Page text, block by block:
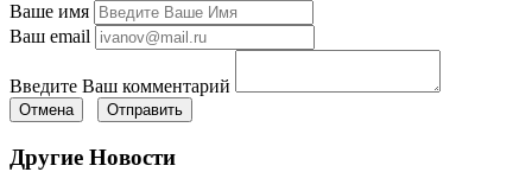
Ваше имя
Ваш email
Введите Ваш комментарий
Отмена Отправить
Другие Новости